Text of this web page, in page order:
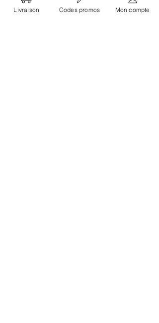
Non testé
sur les animaux
Paiement CB crypté
et protégé par le 3D Secure
Livraison Codes promos Mon compte